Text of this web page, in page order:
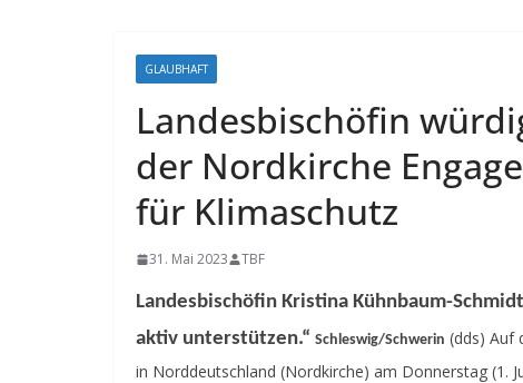
GLAUBHAFT
Landesbischöfin
der Nordkirche
für Klimaschutz
31. Mai 2023 TBF
Landesbischöfin Kristina Kühnbaum-
aktiv unterstützen.“ Schleswig/Schwerin (dds) Auf
in Norddeutschland (Nordkirche) am Donnerstag (1.